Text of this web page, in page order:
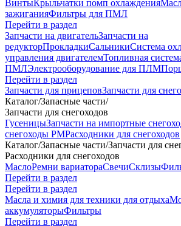
ВинтыКрыльчатки помп охлаждения
зажиганияФильтры для ПМЛ
Перейти в раздел
Запчасти на двигательЗапчасти на
редукторПрокладкиСальникиСистема
управления двигателемТопливная
ПМЛЭлектрооборудование для ПЛМ
Перейти в раздел
Запчасти для прицеповЗапчасти для
Каталог/Запасные части/
Запчасти для снегоходов
ГусеницыЗапчасти на импортные
снегоходы РМРасходники для снегоходов
Каталог/Запасные части/Запчасти для
Расходники для снегоходов
МаслоРемни вариатораСвечиСклизы
Перейти в раздел
Перейти в раздел
Масла и химия для техники для отдыха
аккумуляторыФильтры
Перейти в раздел